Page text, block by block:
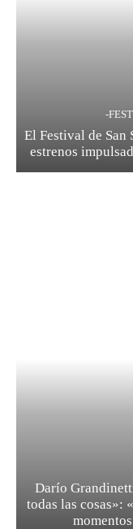
-
El Festival de San
estrenos
Darío
todas las cosas»: